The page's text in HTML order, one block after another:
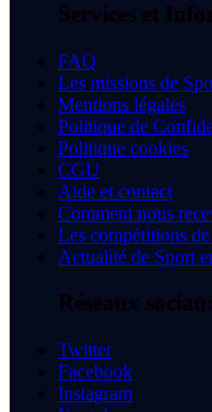
Services et
FAQ
Les missions de
Mentions légales
Politique de
Politique cookies
CGU
Aide et contact
Comment nous
Les compétitions
Actualité de Sport
Réseaux
Twitter
Facebook
Instagram